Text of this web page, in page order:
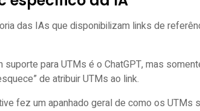
das IAs que disponibilizam links de
suporte para UTMs é o ChatGPT, mas
de atribuir UTMs ao link.
fez um apanhado geral de como os